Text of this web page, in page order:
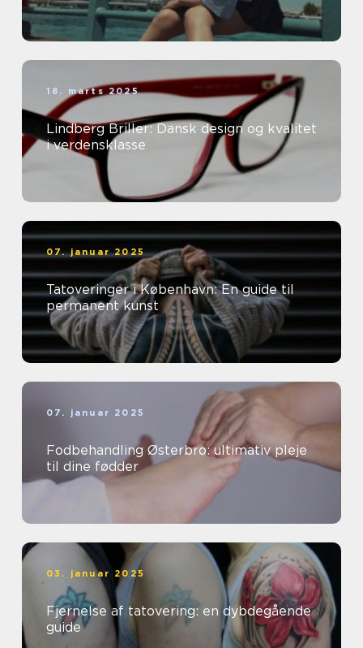
18. marts 2025
Lindberg Briller: Dansk design og kvalitet
i verdensklasse
07. januar 2025
Tatoveringer i København: En guide til
permanent kunst
07. januar 2025
Fodbehandling Østerbro: ultimativ pleje
til dine fødder
03. januar 2025
Fjernelse af tatovering: en dybdegående
guide